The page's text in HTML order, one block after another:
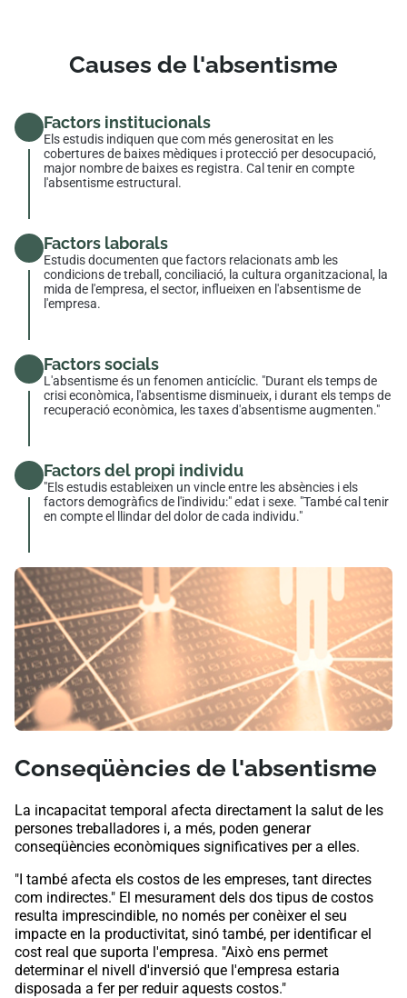
Causes de l'absentisme
Factors institucionals
Els estudis indiquen que com més generositat en les
cobertures de baixes mèdiques i protecció per desocupació,
major nombre de baixes es registra. Cal tenir en compte
l'absentisme estructural.
Factors laborals
Estudis documenten que factors relacionats amb les
condicions de treball, conciliació, la cultura organitzacional, la
mida de l'empresa, el sector, influeixen en l'absentisme de
l'empresa.
Factors socials
L'absentisme és un fenomen anticíclic. "Durant els temps de
crisi econòmica, l'absentisme disminueix, i durant els temps de
recuperació econòmica, les taxes d'absentisme augmenten."
Factors del propi individu
"Els estudis estableixen un vincle entre les absències i els
factors demogràfics de l'individu:" edat i sexe. "També cal tenir
en compte el llindar del dolor de cada individu."
Conseqüències de l'absentisme
La incapacitat temporal afecta directament la salut de les
persones treballadores i, a més, poden generar
conseqüències econòmiques significatives per a elles.
"I també afecta els costos de les empreses, tant directes
com indirectes." El mesurament dels dos tipus de costos
resulta imprescindible, no només per conèixer el seu
impacte en la productivitat, sinó també, per identificar el
cost real que suporta l'empresa. "Això ens permet
determinar el nivell d'inversió que l'empresa estaria
disposada a fer per reduir aquests costos."